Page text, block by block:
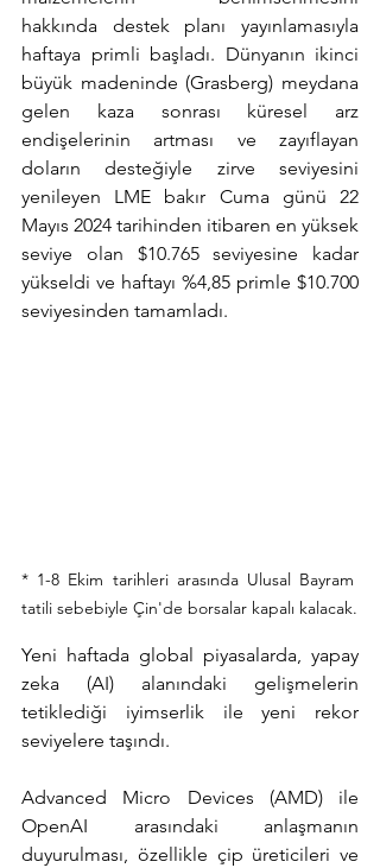
hakkında destek planı yayınlamasıyla
haftaya primli başladı. Dünyanın ikinci
büyük madeninde (Grasberg) meydana
gelen kaza sonrası küresel arz
endişelerinin artması ve zayıflayan
doların desteğiyle zirve seviyesini
yenileyen LME bakır Cuma günü 22
Mayıs 2024 tarihinden itibaren en yüksek
seviye olan $10.765 seviyesine kadar
yükseldi ve haftayı %4,85 primle $10.700
seviyesinden tamamladı.
* 1-8 Ekim tarihleri arasında Ulusal Bayram
tatili sebebiyle Çin'de borsalar kapalı kalacak.
Yeni haftada global piyasalarda, yapay
zeka (AI) alanındaki gelişmelerin
tetiklediği iyimserlik ile yeni rekor
seviyelere taşındı.
Advanced Micro Devices (AMD) ile
OpenAI arasındaki anlaşmanın
duyurulması, özellikle çip üreticileri ve